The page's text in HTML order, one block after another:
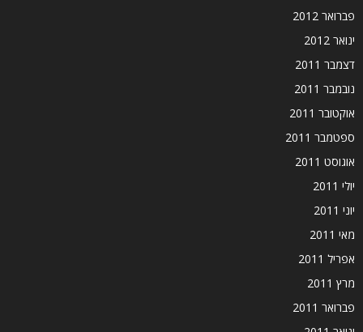
פברואר 2012
ינואר 2012
דצמבר 2011
נובמבר 2011
אוקטובר 2011
ספטמבר 2011
אוגוסט 2011
יולי 2011
יוני 2011
מאי 2011
אפריל 2011
מרץ 2011
פברואר 2011